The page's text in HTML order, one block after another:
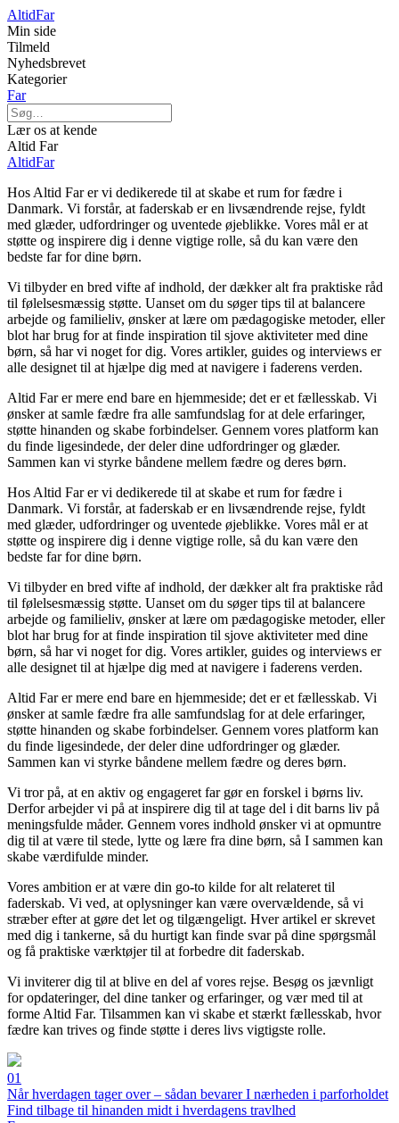
AltidFar
Min side
Tilmeld
Nyhedsbrevet
Kategorier
Far
Lær os at kende
Altid Far
AltidFar
Hos Altid Far er vi dedikerede til at skabe et rum for fædre i
Danmark. Vi forstår, at faderskab er en livsændrende rejse, fyldt
med glæder, udfordringer og uventede øjeblikke. Vores mål er at
støtte og inspirere dig i denne vigtige rolle, så du kan være den
bedste far for dine børn.
Vi tilbyder en bred vifte af indhold, der dækker alt fra praktiske råd
til følelsesmæssig støtte. Uanset om du søger tips til at balancere
arbejde og familieliv, ønsker at lære om pædagogiske metoder, eller
blot har brug for at finde inspiration til sjove aktiviteter med dine
børn, så har vi noget for dig. Vores artikler, guides og interviews er
alle designet til at hjælpe dig med at navigere i faderens verden.
Altid Far er mere end bare en hjemmeside; det er et fællesskab. Vi
ønsker at samle fædre fra alle samfundslag for at dele erfaringer,
støtte hinanden og skabe forbindelser. Gennem vores platform kan
du finde ligesindede, der deler dine udfordringer og glæder.
Sammen kan vi styrke båndene mellem fædre og deres børn.
Hos Altid Far er vi dedikerede til at skabe et rum for fædre i
Danmark. Vi forstår, at faderskab er en livsændrende rejse, fyldt
med glæder, udfordringer og uventede øjeblikke. Vores mål er at
støtte og inspirere dig i denne vigtige rolle, så du kan være den
bedste far for dine børn.
Vi tilbyder en bred vifte af indhold, der dækker alt fra praktiske råd
til følelsesmæssig støtte. Uanset om du søger tips til at balancere
arbejde og familieliv, ønsker at lære om pædagogiske metoder, eller
blot har brug for at finde inspiration til sjove aktiviteter med dine
børn, så har vi noget for dig. Vores artikler, guides og interviews er
alle designet til at hjælpe dig med at navigere i faderens verden.
Altid Far er mere end bare en hjemmeside; det er et fællesskab. Vi
ønsker at samle fædre fra alle samfundslag for at dele erfaringer,
støtte hinanden og skabe forbindelser. Gennem vores platform kan
du finde ligesindede, der deler dine udfordringer og glæder.
Sammen kan vi styrke båndene mellem fædre og deres børn.
Vi tror på, at en aktiv og engageret far gør en forskel i børns liv.
Derfor arbejder vi på at inspirere dig til at tage del i dit barns liv på
meningsfulde måder. Gennem vores indhold ønsker vi at opmuntre
dig til at være til stede, lytte og lære fra dine børn, så I sammen kan
skabe værdifulde minder.
Vores ambition er at være din go-to kilde for alt relateret til
faderskab. Vi ved, at oplysninger kan være overvældende, så vi
stræber efter at gøre det let og tilgængeligt. Hver artikel er skrevet
med dig i tankerne, så du hurtigt kan finde svar på dine spørgsmål
og få praktiske værktøjer til at forbedre dit faderskab.
Vi inviterer dig til at blive en del af vores rejse. Besøg os jævnligt
for opdateringer, del dine tanker og erfaringer, og vær med til at
forme Altid Far. Tilsammen kan vi skabe et stærkt fællesskab, hvor
fædre kan trives og finde støtte i deres livs vigtigste rolle.
01
Når hverdagen tager over – sådan bevarer I nærheden i parforholdet
Find tilbage til hinanden midt i hverdagens travlhed